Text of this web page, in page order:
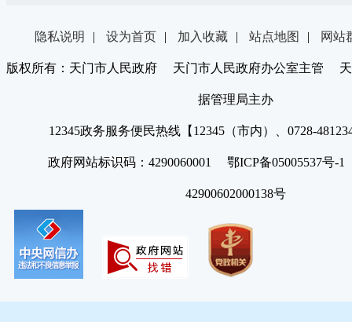
隐私说明 | 设为首页 | 加入收藏 | 站点地图 | 网站
版权所有：天门市人民政府 天门市人民政府办公室主管 天
据管理局主办
12345政务服务便民热线【12345（市内）、0728-
政府网站标识码：4290060001 鄂ICP备05005537号
42900602000138号